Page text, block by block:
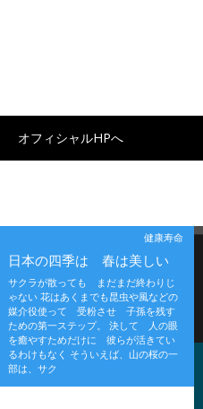
オフィシャルHPへ
健康寿命
日本の四季は 春は美しい
サクラが散っても まだまだ終わりじ
ゃない 花はあくまでも昆虫や風などの
媒介役使って 受粉させ 子孫を残す
ための第一ステップ。 決して 人の眼
を癒やすためだけに 彼らが活きてい
るわけもなく そういえば、山の桜の一
部は、サク